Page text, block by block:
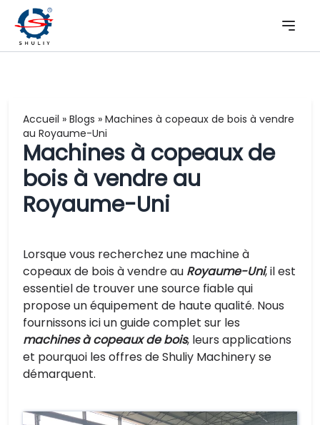
Accueil » Blogs » Machines à copeaux de bois à vendre
au Royaume-Uni
Machines à copeaux de
bois à vendre au
Royaume-Uni
Lorsque vous recherchez une machine à
copeaux de bois à vendre au Royaume-Uni, il est
essentiel de trouver une source fiable qui
propose un équipement de haute qualité. Nous
fournissons ici un guide complet sur les
machines à copeaux de bois, leurs applications
et pourquoi les offres de Shuliy Machinery se
démarquent.